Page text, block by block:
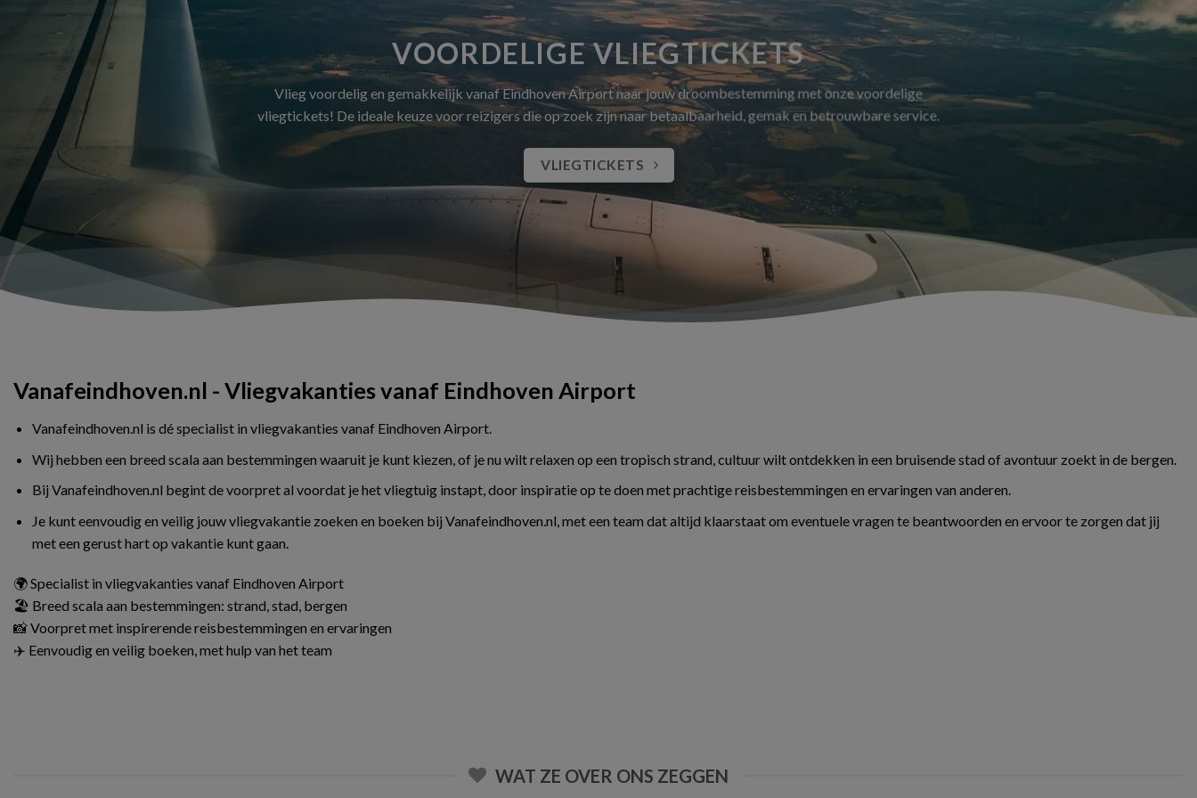
VOORDELIGE VLIEGTICKETS
Vlieg voordelig en gemakkelijk vanaf Eindhoven Airport naar jouw droombestemming met onze voordelige
vliegtickets! De ideale keuze voor reizigers die op zoek zijn naar betaalbaarheid, gemak en betrouwbare service.
VLIEGTICKETS
Vanafeindhoven.nl - Vliegvakanties vanaf Eindhoven Airport
Vanafeindhoven.nl is dé specialist in vliegvakanties vanaf Eindhoven Airport.
Wij hebben een breed scala aan bestemmingen waaruit je kunt kiezen, of je nu wilt relaxen op een tropisch strand, cultuur wilt ontdekken in een bruisende stad of avontuur zoekt in de bergen.
Bij Vanafeindhoven.nl begint de voorpret al voordat je het vliegtuig instapt, door inspiratie op te doen met prachtige reisbestemmingen en ervaringen van anderen.
Je kunt eenvoudig en veilig jouw vliegvakantie zoeken en boeken bij Vanafeindhoven.nl, met een team dat altijd klaarstaat om eventuele vragen te beantwoorden en ervoor te zorgen dat jij
met een gerust hart op vakantie kunt gaan.
🌍 Specialist in vliegvakanties vanaf Eindhoven Airport
🏖️ Breed scala aan bestemmingen: strand, stad, bergen
📸 Voorpret met inspirerende reisbestemmingen en ervaringen
✈️ Eenvoudig en veilig boeken, met hulp van het team
WAT ZE OVER ONS ZEGGEN